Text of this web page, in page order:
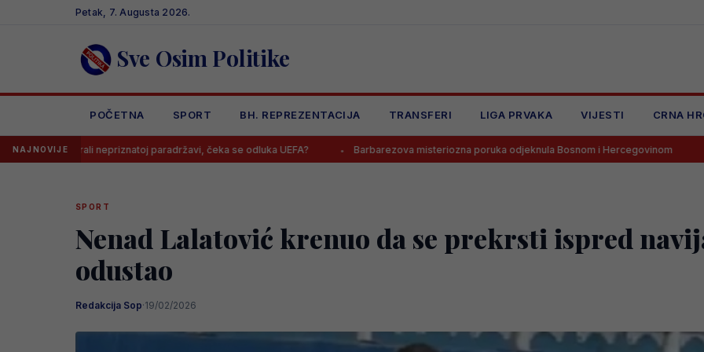
Petak, 7. Augusta 2026.
Sve Osim Politike
POČETNA SPORT BH. REPREZENTACIJA TRANSFERI LIGA PRVAKA VIJESTI CRNA
NAJNOVIJE
nepriznatoj paradržavi, čeka se odluka UEFA? Barbarezova misteriozna poruka odjeknula Bosnom i Hercegovinom Goooooool!
SPORT
Nenad Lalatović krenuo da se prekrsti ispred
odustao
Redakcija Sop·19/02/2026